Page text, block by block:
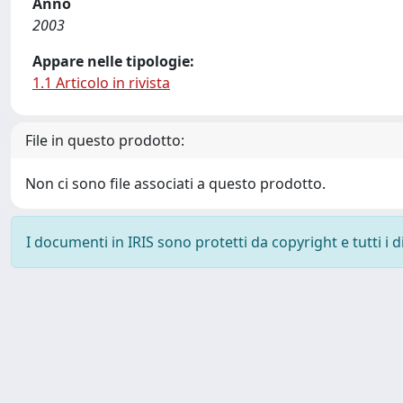
2003
Appare nelle tipologie:
1.1 Articolo in rivista
File in questo prodotto:
Non ci sono file associati a questo prodotto.
I documenti in IRIS sono protetti da copyright e tutti i